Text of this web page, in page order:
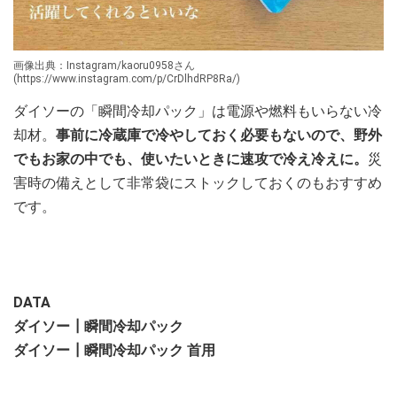
画像出典：Instagram/kaoru0958さん
(https://www.instagram.com/p/CrDlhdRP8Ra/)
ダイソーの「瞬間冷却パック」は電源や燃料もいらない冷
却材。 事前に冷蔵庫で冷やしておく必要もないので、野外
でもお家の中でも、使いたいときに速攻で冷え冷えに。 災
害時の備えとして非常袋にストックしておくのもおすすめ
です。
DATA
ダイソー┃瞬間冷却パック
ダイソー┃瞬間冷却パック 首用